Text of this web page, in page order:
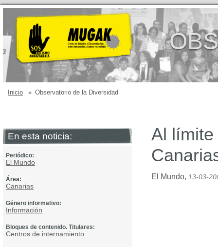
Inicio » Observatorio de la Diversidad
En esta noticia:
Periódico:
El Mundo
Área:
Canarias
Género informativo:
Información
Bloques de contenido. Titulares:
Centros de internamiento
Al límite
El Mundo, 13-03-